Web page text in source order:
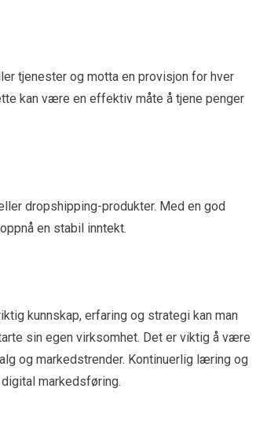
tjenester og motta en provisjon for hver
kan være en effektiv måte å tjene penger
dropshipping-produkter. Med en god
en stabil inntekt.
kunnskap, erfaring og strategi kan man
sin egen virksomhet. Det er viktig å være
og markedstrender. Kontinuerlig læring og
markedsføring.